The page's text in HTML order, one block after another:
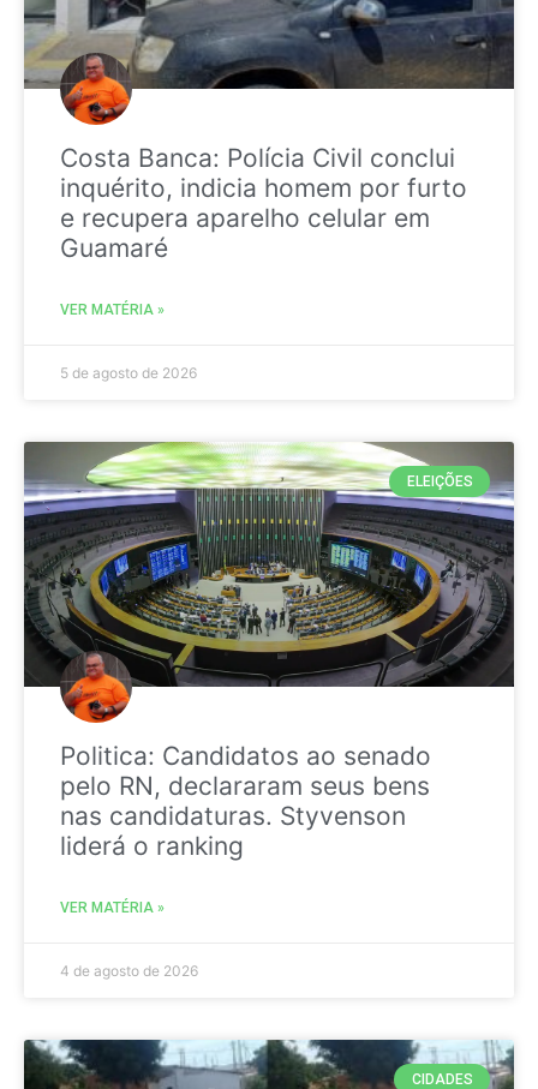
Costa Banca: Polícia Civil conclui
inquérito, indicia homem por furto
e recupera aparelho celular em
Guamaré
VER MATÉRIA »
5 de agosto de 2026
ELEIÇÕES
Politica: Candidatos ao senado
pelo RN, declararam seus bens
nas candidaturas. Styvenson
liderá o ranking
VER MATÉRIA »
4 de agosto de 2026
CIDADES